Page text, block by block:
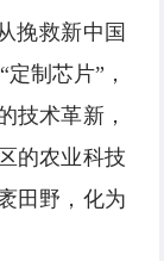
挽救新中国
制芯片”，
技术革新，
的农业科技
田野，化为